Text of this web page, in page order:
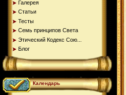
Галерея
Статьи
Тесты
Семь принципов Света
Этический Кодекс Сою...
Блог
Календарь